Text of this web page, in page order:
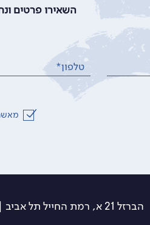
השאירו פרטים
טלפון*
הברזל 21 א, רמת החייל תל אביב | טל׳: 03-5639057/8 | info@travelog.co.il